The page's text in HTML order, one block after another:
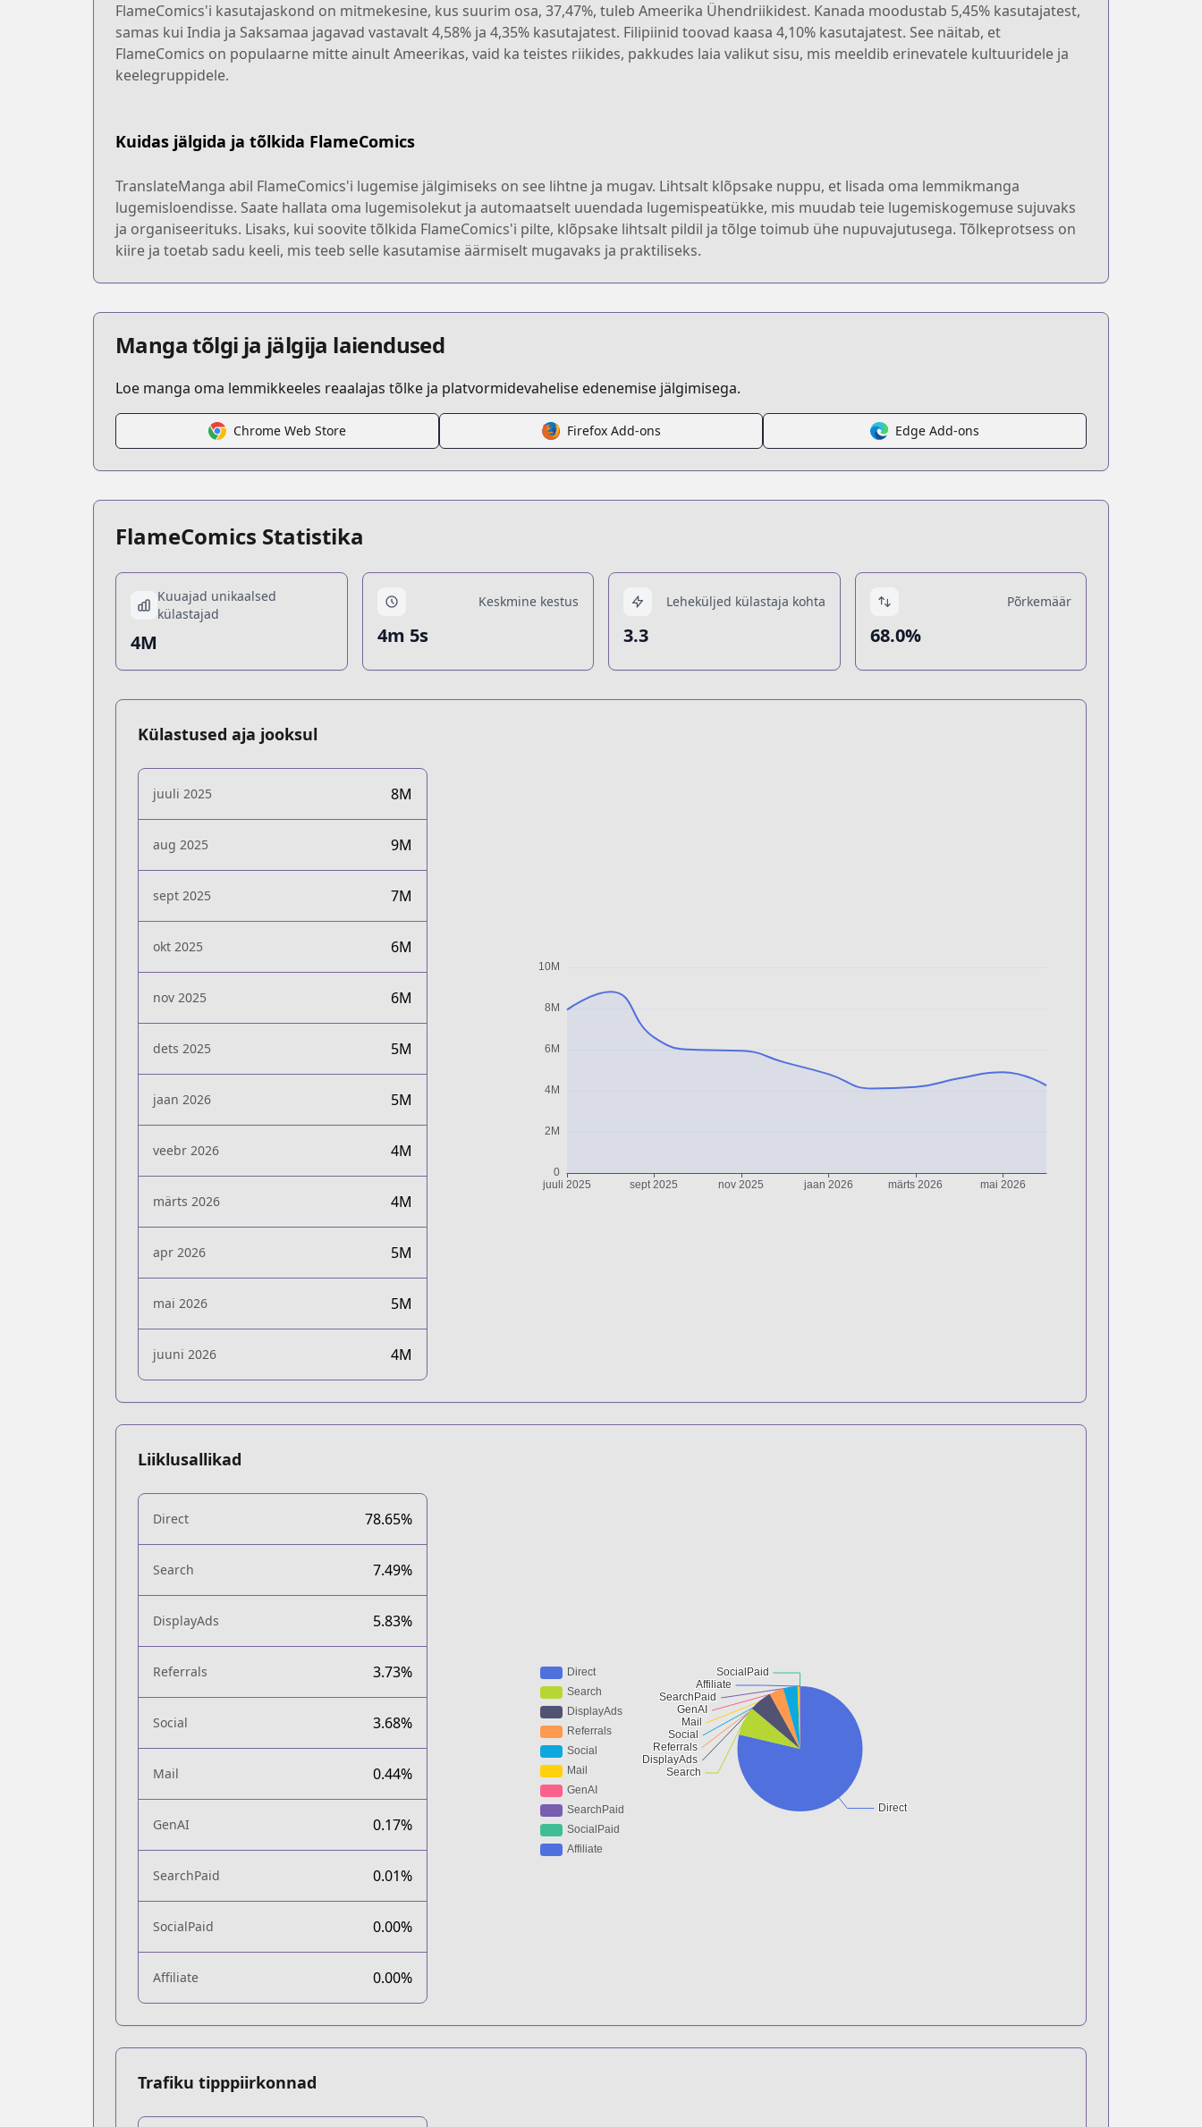
FlameComics'i kasutajaskond on mitmekesine, kus suurim osa, 37,47%, tuleb Ameerika Ühendriikidest. Kanada moodustab 5,45% kasutajatest,
samas kui India ja Saksamaa jagavad vastavalt 4,58% ja 4,35% kasutajatest. Filipiinid toovad kaasa 4,10% kasutajatest. See näitab, et
FlameComics on populaarne mitte ainult Ameerikas, vaid ka teistes riikides, pakkudes laia valikut sisu, mis meeldib erinevatele kultuuridele ja
keelegruppidele.
Kuidas jälgida ja tõlkida FlameComics
TranslateManga abil FlameComics'i lugemise jälgimiseks on see lihtne ja mugav. Lihtsalt klõpsake nuppu, et lisada oma lemmikmanga
lugemisloendisse. Saate hallata oma lugemisolekut ja automaatselt uuendada lugemispeatükke, mis muudab teie lugemiskogemuse sujuvaks
ja organiseerituks. Lisaks, kui soovite tõlkida FlameComics'i pilte, klõpsake lihtsalt pildil ja tõlge toimub ühe nupuvajutusega. Tõlkeprotsess on
kiire ja toetab sadu keeli, mis teeb selle kasutamise äärmiselt mugavaks ja praktiliseks.
Manga tõlgi ja jälgija laiendused
Loe manga oma lemmikkeeles reaalajas tõlke ja platvormidevahelise edenemise jälgimisega.
Chrome Web Store Firefox Add-ons Edge Add-ons
FlameComics Statistika
Kuuajad unikaalsed
külastajad
4M
Keskmine kestus
4m 5s
Leheküljed külastaja kohta
3.3
Põrkemäär
68.0%
Külastused aja jooksul
juuli 2025 8M
aug 2025 9M
sept 2025 7M
okt 2025 6M
nov 2025 6M
dets 2025 5M
jaan 2026 5M
veebr 2026 4M
märts 2026 4M
apr 2026 5M
mai 2026 5M
juuni 2026 4M
Liiklusallikad
Direct 78.65%
Search 7.49%
DisplayAds 5.83%
Referrals 3.73%
Social 3.68%
Mail 0.44%
GenAI 0.17%
SearchPaid 0.01%
SocialPaid 0.00%
Affiliate 0.00%
Trafiku tipppiirkonnad